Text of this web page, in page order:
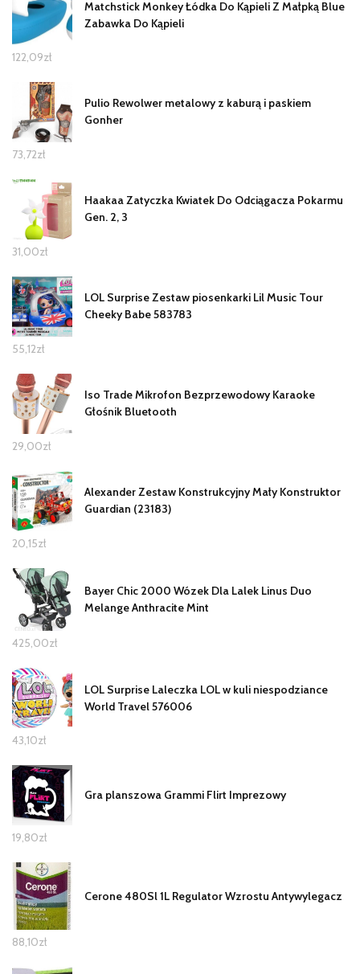
Matchstick Monkey Łódka Do Kąpieli Z Małpką Blue
Zabawka Do Kąpieli
122,09zł
Pulio Rewolwer metalowy z kaburą i paskiem
Gonher
73,72zł
Haakaa Zatyczka Kwiatek Do Odciągacza Pokarmu
Gen. 2, 3
31,00zł
LOL Surprise Zestaw piosenkarki Lil Music Tour
Cheeky Babe 583783
55,12zł
Iso Trade Mikrofon Bezprzewodowy Karaoke
Głośnik Bluetooth
29,00zł
Alexander Zestaw Konstrukcyjny Mały Konstruktor
Guardian (23183)
20,15zł
Bayer Chic 2000 Wózek Dla Lalek Linus Duo
Melange Anthracite Mint
425,00zł
LOL Surprise Laleczka LOL w kuli niespodziance
World Travel 576006
43,10zł
Gra planszowa Grammi Flirt Imprezowy
19,80zł
Cerone 480Sl 1L Regulator Wzrostu Antywylegacz
88,10zł